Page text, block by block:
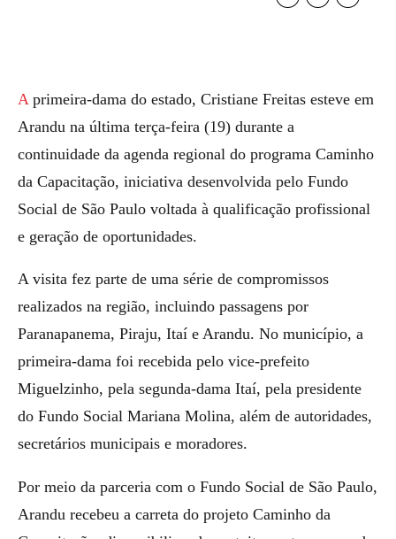
A primeira-dama do estado, Cristiane Freitas esteve em
Arandu na última terça-feira (19) durante a
continuidade da agenda regional do programa Caminho
da Capacitação, iniciativa desenvolvida pelo Fundo
Social de São Paulo voltada à qualificação profissional
e geração de oportunidades.
A visita fez parte de uma série de compromissos
realizados na região, incluindo passagens por
Paranapanema, Piraju, Itaí e Arandu. No município, a
primeira-dama foi recebida pelo vice-prefeito
Miguelzinho, pela segunda-dama Itaí, pela presidente
do Fundo Social Mariana Molina, além de autoridades,
secretários municipais e moradores.
Por meio da parceria com o Fundo Social de São Paulo,
Arandu recebeu a carreta do projeto Caminho da